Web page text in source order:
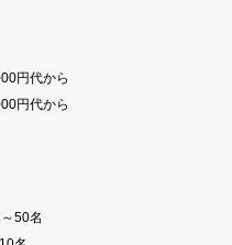
円代から
円代から
50名